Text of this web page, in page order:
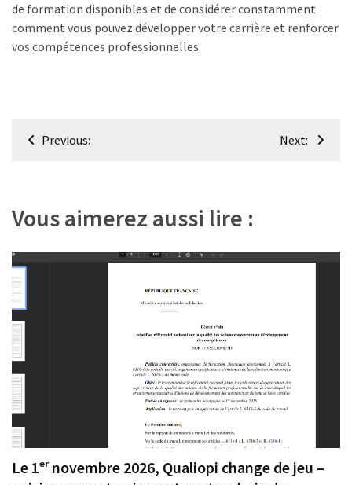
de formation disponibles et de considérer constamment
comment vous pouvez développer votre carrière et renforcer
vos compétences professionnelles.
Navigation
Previous: Next:
Vous aimerez aussi lire :
Le 1ᵉʳ novembre 2026, Qualiopi change de jeu –